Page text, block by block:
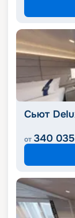
Сьют
от 340 035